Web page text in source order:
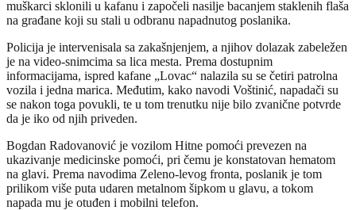
muškarci sklonili u kafanu i započeli nasilje bacanjem staklenih flaša
na građane koji su stali u odbranu napadnutog poslanika.
Policija je intervenisala sa zakašnjenjem, a njihov dolazak zabeležen
je na video-snimcima sa lica mesta. Prema dostupnim
informacijama, ispred kafane „Lovac“ nalazila su se četiri patrolna
vozila i jedna marica. Međutim, kako navodi Voštinić, napadači su
se nakon toga povukli, te u tom trenutku nije bilo zvanične potvrde
da je iko od njih priveden.
Bogdan Radovanović je vozilom Hitne pomoći prevezen na
ukazivanje medicinske pomoći, pri čemu je konstatovan hematom
na glavi. Prema navodima Zeleno-levog fronta, poslanik je tom
prilikom više puta udaren metalnom šipkom u glavu, a tokom
napada mu je otuđen i mobilni telefon.